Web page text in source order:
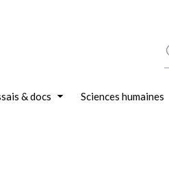
& docs Sciences humaines